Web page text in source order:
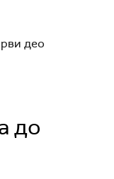
део
до